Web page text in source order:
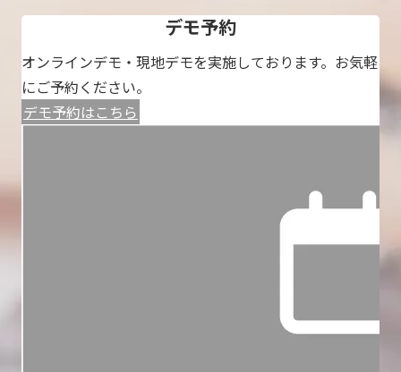
デモ予約
オンラインデモ・現地デモを実施しております。お気軽
にご予約ください。
デモ予約はこちら